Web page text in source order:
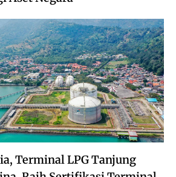
Terminal LPG Tanjung